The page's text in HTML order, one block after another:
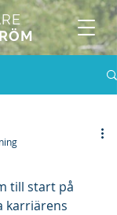
till start på
karriärens